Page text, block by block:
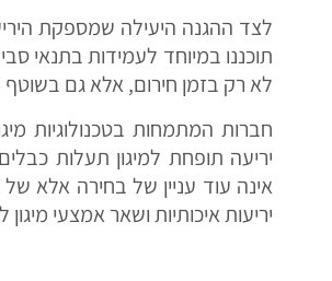
לצד ההגנה היעילה שמספקת
תוכננו במיוחד לעמידות
לא רק בזמן חירום, אלא גם בשוטף
חברות המתמחות בטכנולוגיות
יריעה תופחת למיגון תעלות
אינה עוד עניין של בחירה אלא
יריעות איכותיות ושאר אמצעי